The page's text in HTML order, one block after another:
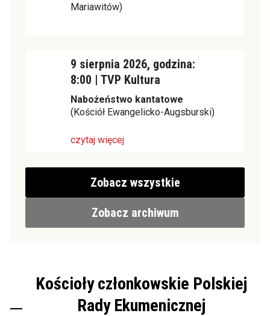
Mariawitów)
9 sierpnia 2026, godzina:
8:00 | TVP Kultura
Nabożeństwo kantatowe
(Kościół Ewangelicko-Augsburski)
czytaj więcej
Zobacz wszystkie
Zobacz archiwum
Kościoły członkowskie Polskiej
Rady Ekumenicznej